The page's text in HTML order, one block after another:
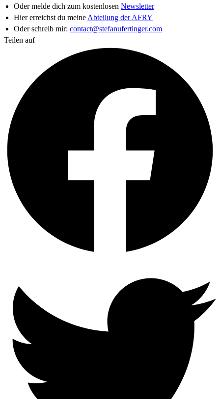
Oder melde dich zum kostenlosen Newsletter
Hier erreichst du meine Abteilung der AFRY
Oder schreib mir: contact@stefanufertinger.com
Teilen auf